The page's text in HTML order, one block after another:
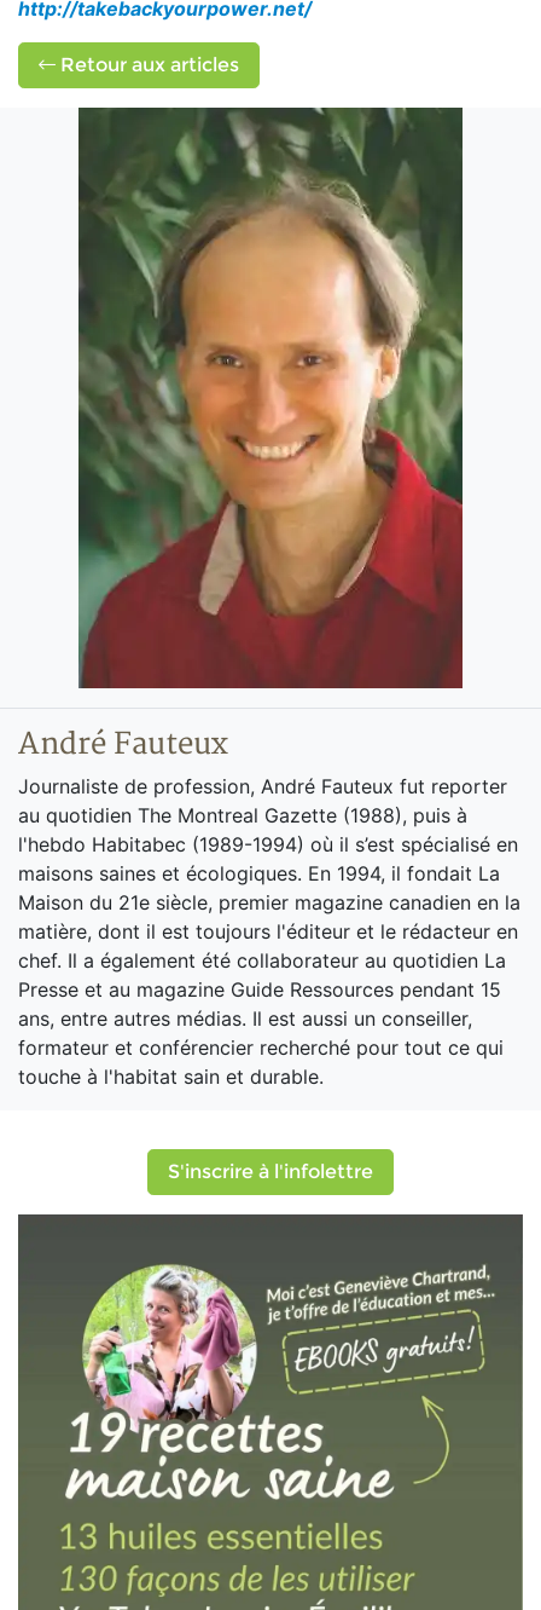
http://takebackyourpower.net/
Retour aux articles
André Fauteux
Journaliste de profession, André Fauteux fut reporter
au quotidien The Montreal Gazette (1988), puis à
l'hebdo Habitabec (1989-1994) où il s’est spécialisé en
maisons saines et écologiques. En 1994, il fondait La
Maison du 21e siècle, premier magazine canadien en la
matière, dont il est toujours l'éditeur et le rédacteur en
chef. Il a également été collaborateur au quotidien La
Presse et au magazine Guide Ressources pendant 15
ans, entre autres médias. Il est aussi un conseiller,
formateur et conférencier recherché pour tout ce qui
touche à l'habitat sain et durable.
S'inscrire à l'infolettre